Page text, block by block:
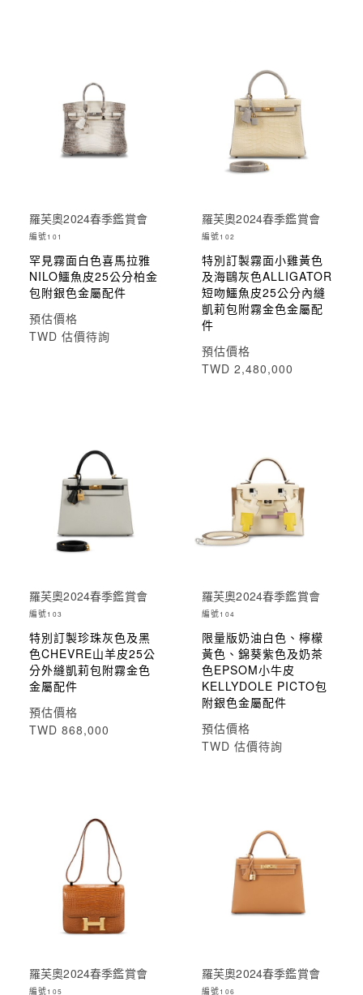
羅芙奧2024春季鑑賞會
編號101
罕見霧面白色喜馬拉雅
NILO鱷魚皮25公分柏金
包附銀色金屬配件
預估價格
TWD 估價待詢
羅芙奧2024春季鑑賞會
編號102
特別訂製霧面小雞黃色
及海鷗灰色ALLIGATOR
短吻鱷魚皮25公分內縫
凱莉包附霧金色金屬配
件
預估價格
TWD 2,480,000
羅芙奧2024春季鑑賞會
編號103
特別訂製珍珠灰色及黑
色CHEVRE山羊皮25公
分外縫凱莉包附霧金色
金屬配件
預估價格
TWD 868,000
羅芙奧2024春季鑑賞會
編號104
限量版奶油白色、檸檬
黃色、錦葵紫色及奶茶
色EPSOM小牛皮
KELLYDOLE PICTO包
附銀色金屬配件
預估價格
TWD 估價待詢
羅芙奧2024春季鑑賞會
編號105
羅芙奧2024春季鑑賞會
編號106